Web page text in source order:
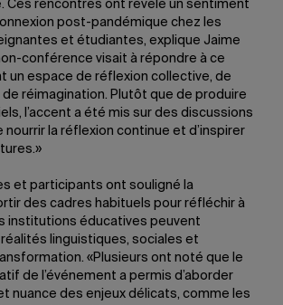
Ces rencontres ont révélé un sentiment
post-pandémique chez les
et étudiantes, explique Jaime
conférence visait à répondre à ce
un espace de réflexion collective, de
de réimagination. Plutôt que de produire
l’accent a été mis sur des discussions
la réflexion continue et d’inspirer
et participants ont souligné la
des cadres habituels pour réfléchir à
institutions éducatives peuvent
réalités linguistiques, sociales et
«Plusieurs ont noté que le
de l’événement a permis d’aborder
nuance des enjeux délicats, comme les